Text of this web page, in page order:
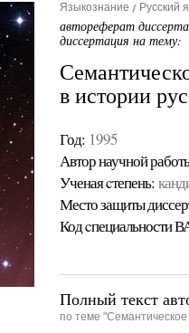
Языкознание Русский
автореферат
диссертация на тему:
в истории
Год: 1995
Автор научной
Ученая cтепень:
Место защиты
Код cпециальности
Полный текст
по теме "Семантическое